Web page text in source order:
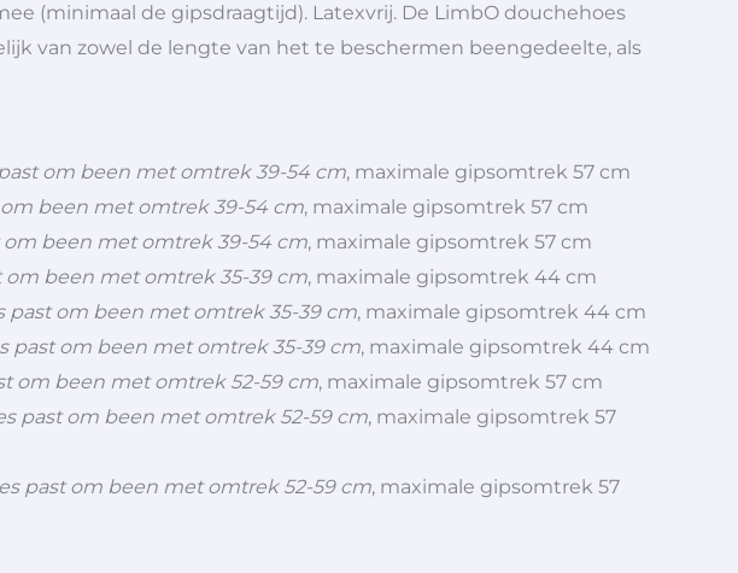
(minimaal de gipsdraagtijd). Latexvrij. De LimbO douchehoes
van zowel de lengte van het te beschermen beengedeelte, als
om been met omtrek 39-54 cm, maximale gipsomtrek 57 cm
been met omtrek 39-54 cm, maximale gipsomtrek 57 cm
been met omtrek 39-54 cm, maximale gipsomtrek 57 cm
been met omtrek 35-39 cm, maximale gipsomtrek 44 cm
past om been met omtrek 35-39 cm, maximale gipsomtrek 44 cm
past om been met omtrek 35-39 cm, maximale gipsomtrek 44 cm
om been met omtrek 52-59 cm, maximale gipsomtrek 57 cm
past om been met omtrek 52-59 cm, maximale gipsomtrek 57
past om been met omtrek 52-59 cm, maximale gipsomtrek 57